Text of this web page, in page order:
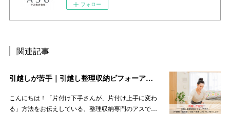
フォロー
関連記事
引越しが苦手｜引越し整理収納ビフォーアフター（千葉県「船橋駅」付近・現場レポ）をご紹介します
こんにちは！「片付け下手さんが、片付け上手に変わ
る」方法をお伝えしている、整理収納専門のアスで…